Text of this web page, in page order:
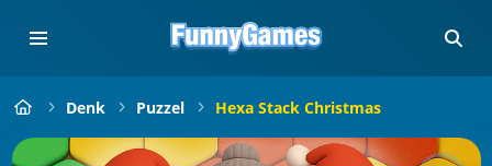
Denk Puzzel Hexa Stack Christmas